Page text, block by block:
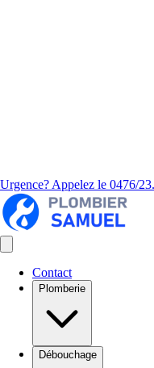
Urgence? Appelez le 0476/
Contact
Plomberie
Débouchage